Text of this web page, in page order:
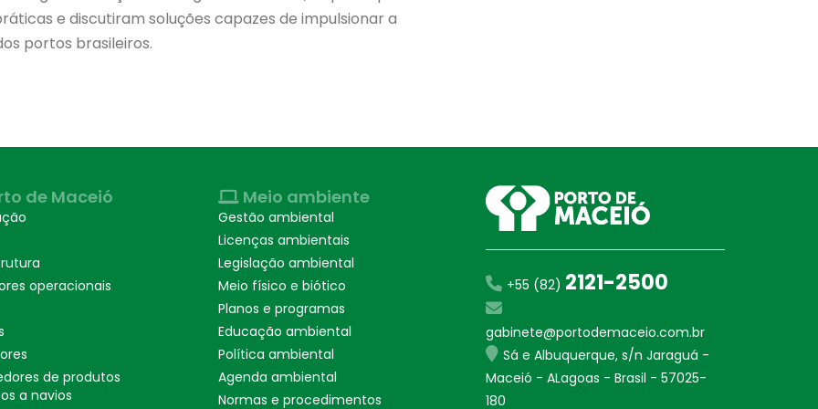
e discutiram soluções capazes de impulsionar a
portos brasileiros.
de Maceió
operacionais
de produtos
a navios
Meio ambiente
Gestão ambiental
Licenças ambientais
Legislação ambiental
Meio físico e biótico
Planos e programas
Educação ambiental
Política ambiental
Agenda ambiental
Normas e procedimentos
+55 (82) 2121-2500
gabinete@portodemaceio.com.br
Sá e Albuquerque, s/n Jaraguá -
Maceió - ALagoas - Brasil - 57025-
180